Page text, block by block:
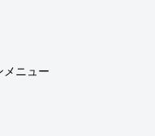
メニュー